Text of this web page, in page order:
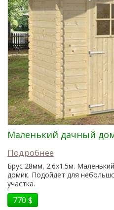
Маленький дачный
Подробнее
Брус 28мм, 2.6x1.5м.
домик. Подойдет для
участка.
770 $